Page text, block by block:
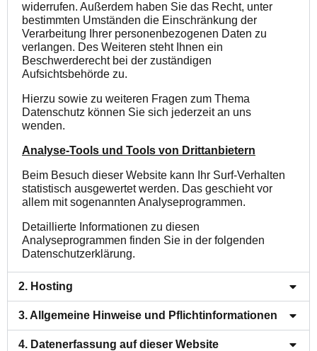
widerrufen. Außerdem haben Sie das Recht, unter
bestimmten Umständen die Einschränkung der
Verarbeitung Ihrer personenbezogenen Daten zu
verlangen. Des Weiteren steht Ihnen ein
Beschwerderecht bei der zuständigen
Aufsichtsbehörde zu.
Hierzu sowie zu weiteren Fragen zum Thema
Datenschutz können Sie sich jederzeit an uns
wenden.
Analyse-Tools und Tools von Drittanbietern
Beim Besuch dieser Website kann Ihr Surf-Verhalten
statistisch ausgewertet werden. Das geschieht vor
allem mit sogenannten Analyseprogrammen.
Detaillierte Informationen zu diesen
Analyseprogrammen finden Sie in der folgenden
Datenschutzerklärung.
2. Hosting
3. Allgemeine Hinweise und Pflichtinformationen
4. Datenerfassung auf dieser Website